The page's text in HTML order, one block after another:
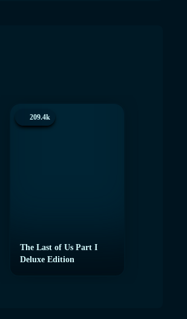
209.4k
The Last of Us Part I
Deluxe Edition